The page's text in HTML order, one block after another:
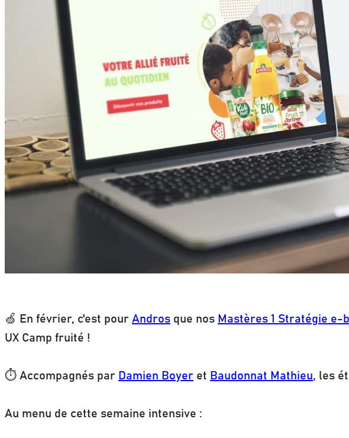
🍏 En février, c'est pour Andros que nos Mastères 1 Stratégie e-
UX Camp fruité !
⏱ Accompagnés par Damien Boyer et Baudonnat Mathieu, les
Au menu de cette semaine intensive :